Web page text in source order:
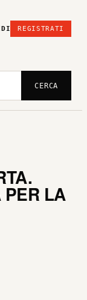
REGISTRATI
CERCA
PER LA